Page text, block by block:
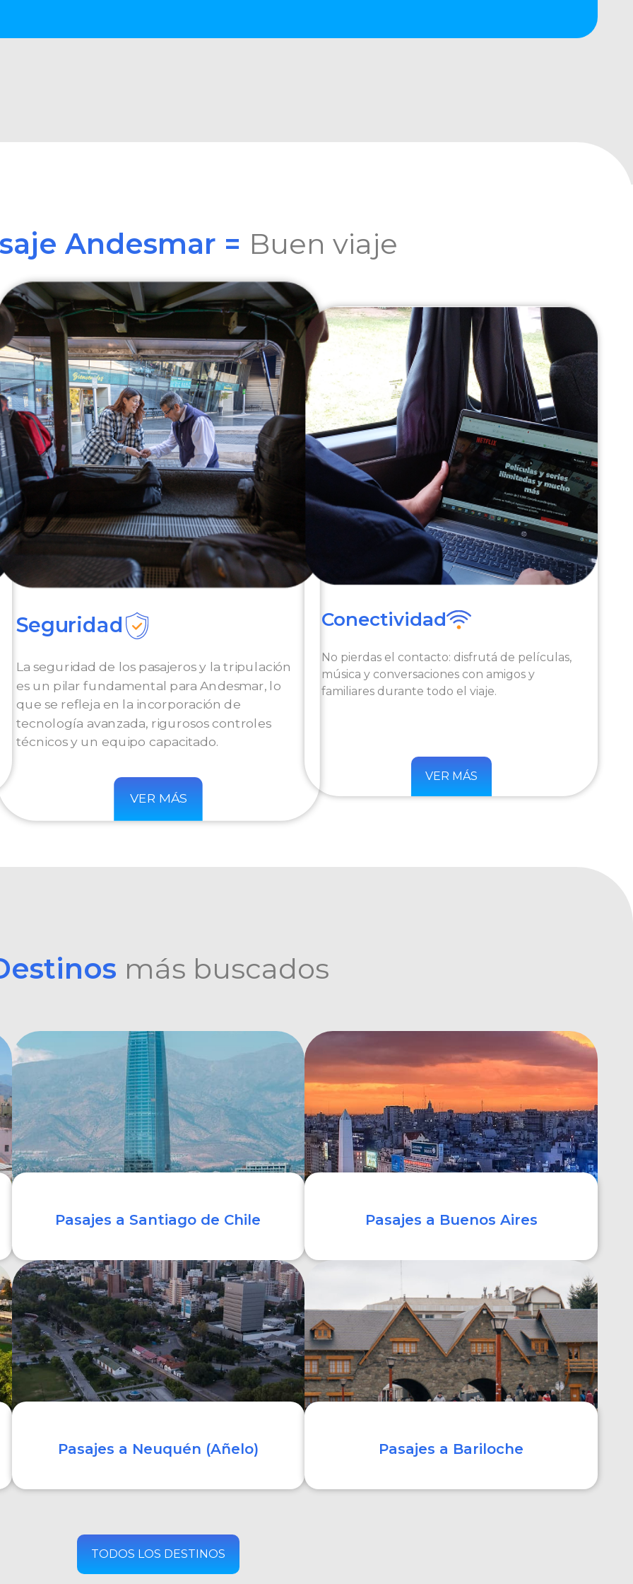
Andesmar = Buen viaje
Seguridad
La seguridad de los pasajeros y la tripulación
es un pilar fundamental para Andesmar, lo
que se refleja en la incorporación de
tecnología avanzada, rigurosos controles
técnicos y un equipo capacitado.
VER MÁS
Conectividad
No pierdas el contacto: disfrutá de películas,
música y conversaciones con amigos y
familiares durante todo el viaje.
VER MÁS
más buscados
Pasajes a Santiago de Chile
COMPRAR
Pasajes a Buenos Aires
Pasajes a Neuquén (Añelo) Pasajes a Bariloche
TODOS LOS DESTINOS